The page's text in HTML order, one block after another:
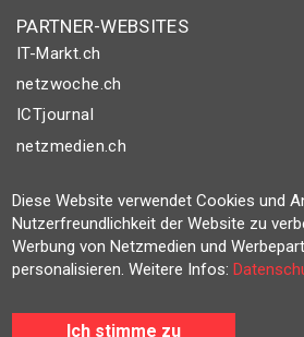
PARTNER-WEBSITES
IT-Markt.ch
netzwoche.ch
ICTjournal
netzmedien.ch
© NETZMEDIEN AG 2026
Impressum
AGB
Datenschutzerklärung
Diese Website verwendet Cookies und
Nutzerfreundlichkeit der Website zu
Werbung von Netzmedien und
personalisieren. Weitere Infos:
Ich stimme zu